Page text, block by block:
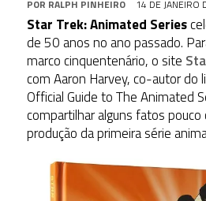
POR RALPH PINHEIRO 14 DE JANEIRO
Star Trek: Animated Series
de 50 anos no ano passado.
marco cinquentenário, o site
com Aaron Harvey, co-autor do
Official Guide to The Animated
compartilhar alguns fatos
produção da primeira série